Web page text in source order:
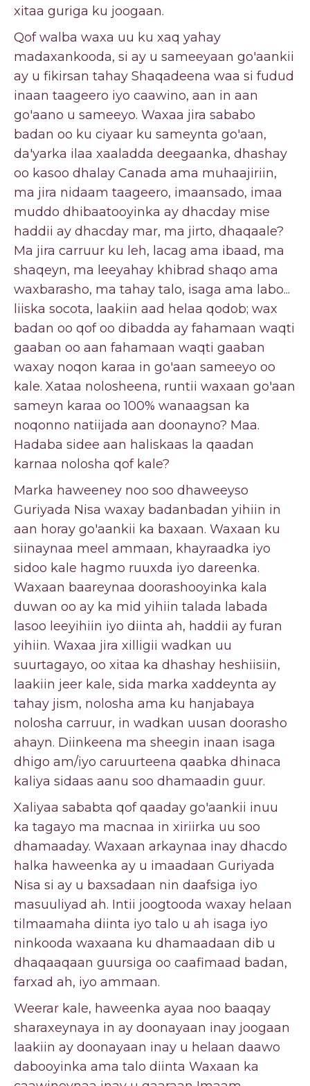
xitaa guriga ku joogaan.
Qof walba waxa uu ku xaq yahay
madaxankooda, si ay u sameeyaan go'aankii
ay u fikirsan tahay Shaqadeena waa si fudud
inaan taageero iyo caawino, aan in aan
go'aano u sameeyo. Waxaa jira sababo
badan oo ku ciyaar ku sameynta go'aan,
da'yarka ilaa xaaladda deegaanka, dhashay
oo kasoo dhalay Canada ama muhaajiriin,
ma jira nidaam taageero, imaansado, imaa
muddo dhibaatooyinka ay dhacday mise
haddii ay dhacday mar, ma jirto, dhaqaale?
Ma jira carruur ku leh, lacag ama ibaad, ma
shaqeyn, ma leeyahay khibrad shaqo ama
waxbarasho, ma tahay talo, isaga ama labo...
liiska socota, laakiin aad helaa qodob; wax
badan oo qof oo dibadda ay fahamaan waqti
gaaban oo aan fahamaan waqti gaaban
waxay noqon karaa in go'aan sameeyo oo
kale. Xataa nolosheena, runtii waxaan go'aan
sameyn karaa oo 100% wanaagsan ka
noqonno natiijada aan doonayno? Maa.
Hadaba sidee aan haliskaas la qaadan
karnaa nolosha qof kale?
Marka haweeney noo soo dhaweeyso
Guriyada Nisa waxay badanbadan yihiin in
aan horay go'aankii ka baxaan. Waxaan ku
siinaynaa meel ammaan, khayraadka iyo
sidoo kale hagmo ruuxda iyo dareenka.
Waxaan baareynaa doorashooyinka kala
duwan oo ay ka mid yihiin talada labada
lasoo leeyihiin iyo diinta ah, haddii ay furan
yihiin. Waxaa jira xilligii wadkan uu
suurtagayo, oo xitaa ka dhashay heshiisiin,
laakiin jeer kale, sida marka xaddeynta ay
tahay jism, nolosha ama ku hanjabaya
nolosha carruur, in wadkan uusan doorasho
ahayn. Diinkeena ma sheegin inaan isaga
dhigo am/iyo caruurteena qaabka dhinaca
kaliya sidaas aanu soo dhamaadin guur.
Xaliyaa sababta qof qaaday go'aankii inuu
ka tagayo ma macnaa in xiriirka uu soo
dhamaaday. Waxaan arkaynaa inay dhacdo
halka haweenka ay u imaadaan Guriyada
Nisa si ay u baxsadaan nin daafsiga iyo
masuuliyad ah. Intii joogtooda waxay helaan
tilmaamaha diinta iyo talo u ah isaga iyo
ninkooda waxaana ku dhamaadaan dib u
dhaqaaqaan guursiga oo caafimaad badan,
farxad ah, iyo ammaan.
Weerar kale, haweenka ayaa noo baaqay
sharaxeynaya in ay doonayaan inay joogaan
laakiin ay doonayaan inay u helaan daawo
dabooyinka ama talo diinta Waxaan ka